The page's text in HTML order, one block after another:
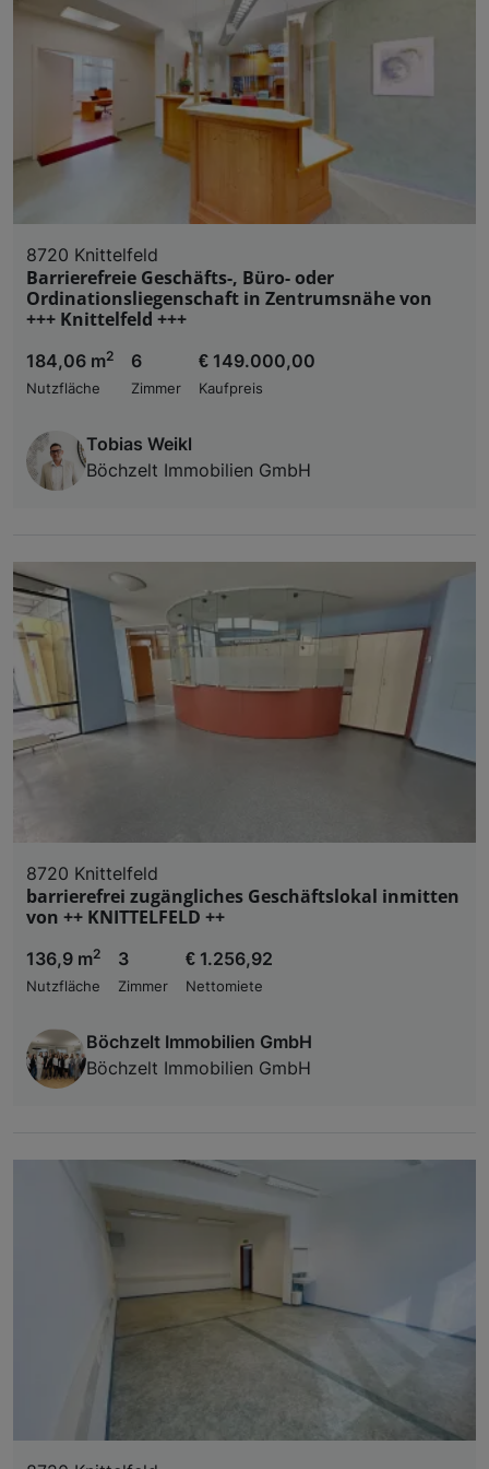
8720 Knittelfeld
Barrierefreie Geschäfts-, Büro- oder
Ordinationsliegenschaft in Zentrumsnähe von
+++ Knittelfeld +++
184,06 m2
Nutzfläche
6
Zimmer
€ 149.000,00
Kaufpreis
Tobias Weikl
Böchzelt Immobilien GmbH
8720 Knittelfeld
barrierefrei zugängliches Geschäftslokal inmitten
von ++ KNITTELFELD ++
136,9 m2
Nutzfläche
3
Zimmer
€ 1.256,92
Nettomiete
Böchzelt Immobilien GmbH
Böchzelt Immobilien GmbH